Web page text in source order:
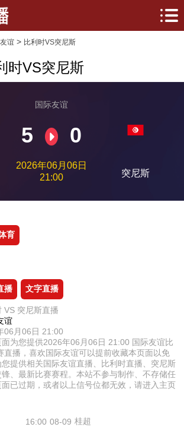
谊> 比利时VS突尼斯
时VS突尼斯
国际友谊
5 0
2026年06月06日
21:00
突尼斯
育
播 文字直播
VS 突尼斯直播
谊
06月06日 21:00
面为您提供2026年06月06日 21:00 国际友谊比
直播，喜欢国际友谊可以提前收藏本页面以免
提供相关国际友谊直播、比利时直播、突尼斯
、最新比赛赛程。本站不参与制作、不存储任
已过期，或者以上信号位都无效，请进入主页
08-09
16:00 桂超